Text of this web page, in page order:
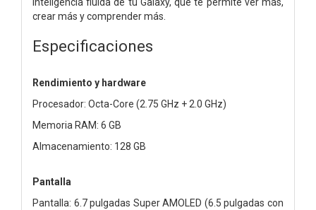
crear más y comprender más.
Especificaciones
Rendimiento y hardware
Procesador: Octa-Core (2.75 GHz + 2.0 GHz)
Memoria RAM: 6 GB
Almacenamiento: 128 GB
Pantalla
Pantalla: 6.7 pulgadas Super AMOLED (6.5 pulgadas con